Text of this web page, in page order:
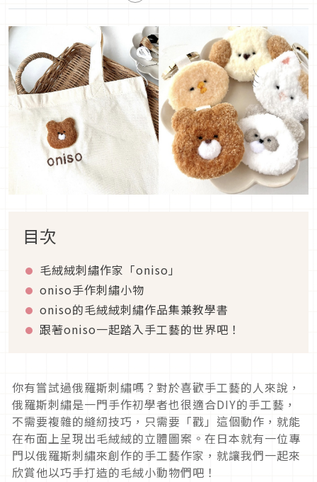
目次
毛絨絨刺繡作家「oniso」
oniso手作刺繡小物
oniso的毛絨絨刺繡作品集兼教學書
跟著oniso一起踏入手工藝的世界吧！
你有嘗試過俄羅斯刺繡嗎？對於喜歡手工藝的人來說，
俄羅斯刺繡是一門手作初學者也很適合DIY的手工藝，
不需要複雜的縫紉技巧，只需要「戳」這個動作，就能
在布面上呈現出毛絨絨的立體圖案。在日本就有一位專
門以俄羅斯刺繡來創作的手工藝作家，就讓我們一起來
欣賞他以巧手打造的毛絨小動物們吧！